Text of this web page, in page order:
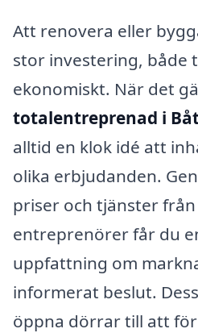
Att renovera eller
stor investering, både
ekonomiskt. När det
totalentreprenad i
alltid en klok idé att
olika erbjudanden.
priser och tjänster
entreprenörer får du
uppfattning om
informerat beslut.
öppna dörrar till att